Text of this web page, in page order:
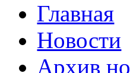
Главная
Новости
Архив